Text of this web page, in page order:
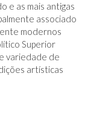
e as mais antigas
associado
modernos
Superior
variedade de
artísticas